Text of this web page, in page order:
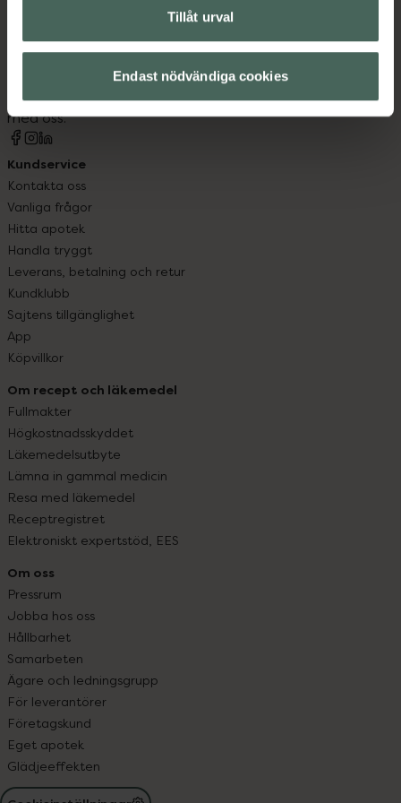
Tillåt urval
Endast nödvändiga cookies
Kronans Apotek finns här för dig. Du hittar oss från Skåne i
syd till Lappland i norr, och online i mobilen och på
datorn. Oavsett vem du är så är det vårt uppdrag att
med oss.
Kundservice
Kontakta oss
Vanliga frågor
Hitta apotek
Handla tryggt
Leverans, betalning och retur
Kundklubb
Sajtens tillgänglighet
App
Köpvillkor
Om recept och läkemedel
Fullmakter
Högkostnadsskyddet
Läkemedelsutbyte
Lämna in gammal medicin
Resa med läkemedel
Receptregistret
Elektroniskt expertstöd, EES
Om oss
Pressrum
Jobba hos oss
Hållbarhet
Samarbeten
Ägare och ledningsgrupp
För leverantörer
Företagskund
Eget apotek
Glädjeeffekten